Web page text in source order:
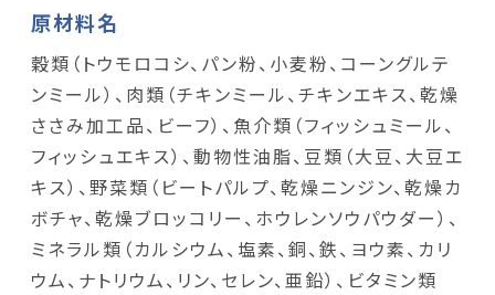
原材料名
穀類（トウモロコシ、パン粉、小麦粉、コーングルテ
ンミール）、肉類（チキンミール、チキンエキス、乾燥
ささみ加工品、ビーフ）、魚介類（フィッシュミール、
フィッシュエキス）、動物性油脂、豆類（大豆、大豆エ
キス）、野菜類（ビートパルプ、乾燥ニンジン、乾燥カ
ボチャ、乾燥ブロッコリー、ホウレンソウパウダー）、
ミネラル類（カルシウム、塩素、銅、鉄、ヨウ素、カリ
ウム、ナトリウム、リン、セレン、亜鉛）、ビタミン類